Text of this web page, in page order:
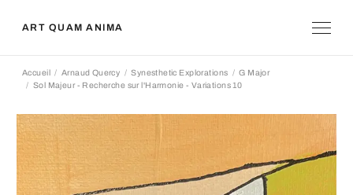
ART QUAM ANIMA
Accueil Arnaud Quercy Synesthetic Explorations
G Major
Sol Majeur - Recherche sur l'Harmonie - Variations 10